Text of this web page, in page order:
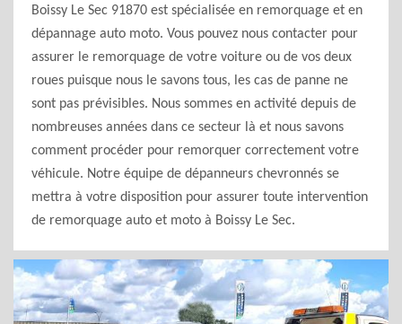
Boissy Le Sec 91870 est spécialisée en remorquage et en
dépannage auto moto. Vous pouvez nous contacter pour
assurer le remorquage de votre voiture ou de vos deux
roues puisque nous le savons tous, les cas de panne ne
sont pas prévisibles. Nous sommes en activité depuis de
nombreuses années dans ce secteur là et nous savons
comment procéder pour remorquer correctement votre
véhicule. Notre équipe de dépanneurs chevronnés se
mettra à votre disposition pour assurer toute intervention
de remorquage auto et moto à Boissy Le Sec.